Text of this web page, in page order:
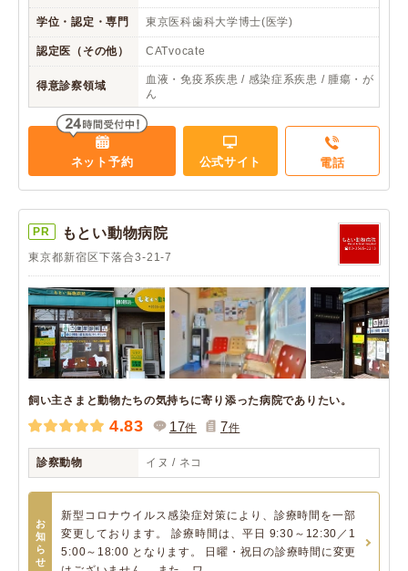
学位・認定・専門 東京医科歯科大学博士(医学)
認定医（その他） CATvocate
得意診察領域
血液・免疫系疾患 / 感染症系疾患 / 腫瘍・が
ん
ネット予約 公式サイト 電話
PR もとい動物病院
東京都新宿区下落合3-21-7
飼い主さまと動物たちの気持ちに寄り添った病院でありたい。
4.83 17件 7件
診察動物 イヌ / ネコ
お
知
ら
せ
新型コロナウイルス感染症対策により、診療時間を一部
変更しております。 診療時間は、平日 9:30～12:30／1
5:00～18:00 となります。 日曜・祝日の診療時間に変更